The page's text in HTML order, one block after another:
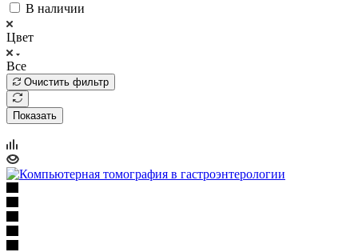
В наличии
Цвет
Все
Очистить фильтр
Показать